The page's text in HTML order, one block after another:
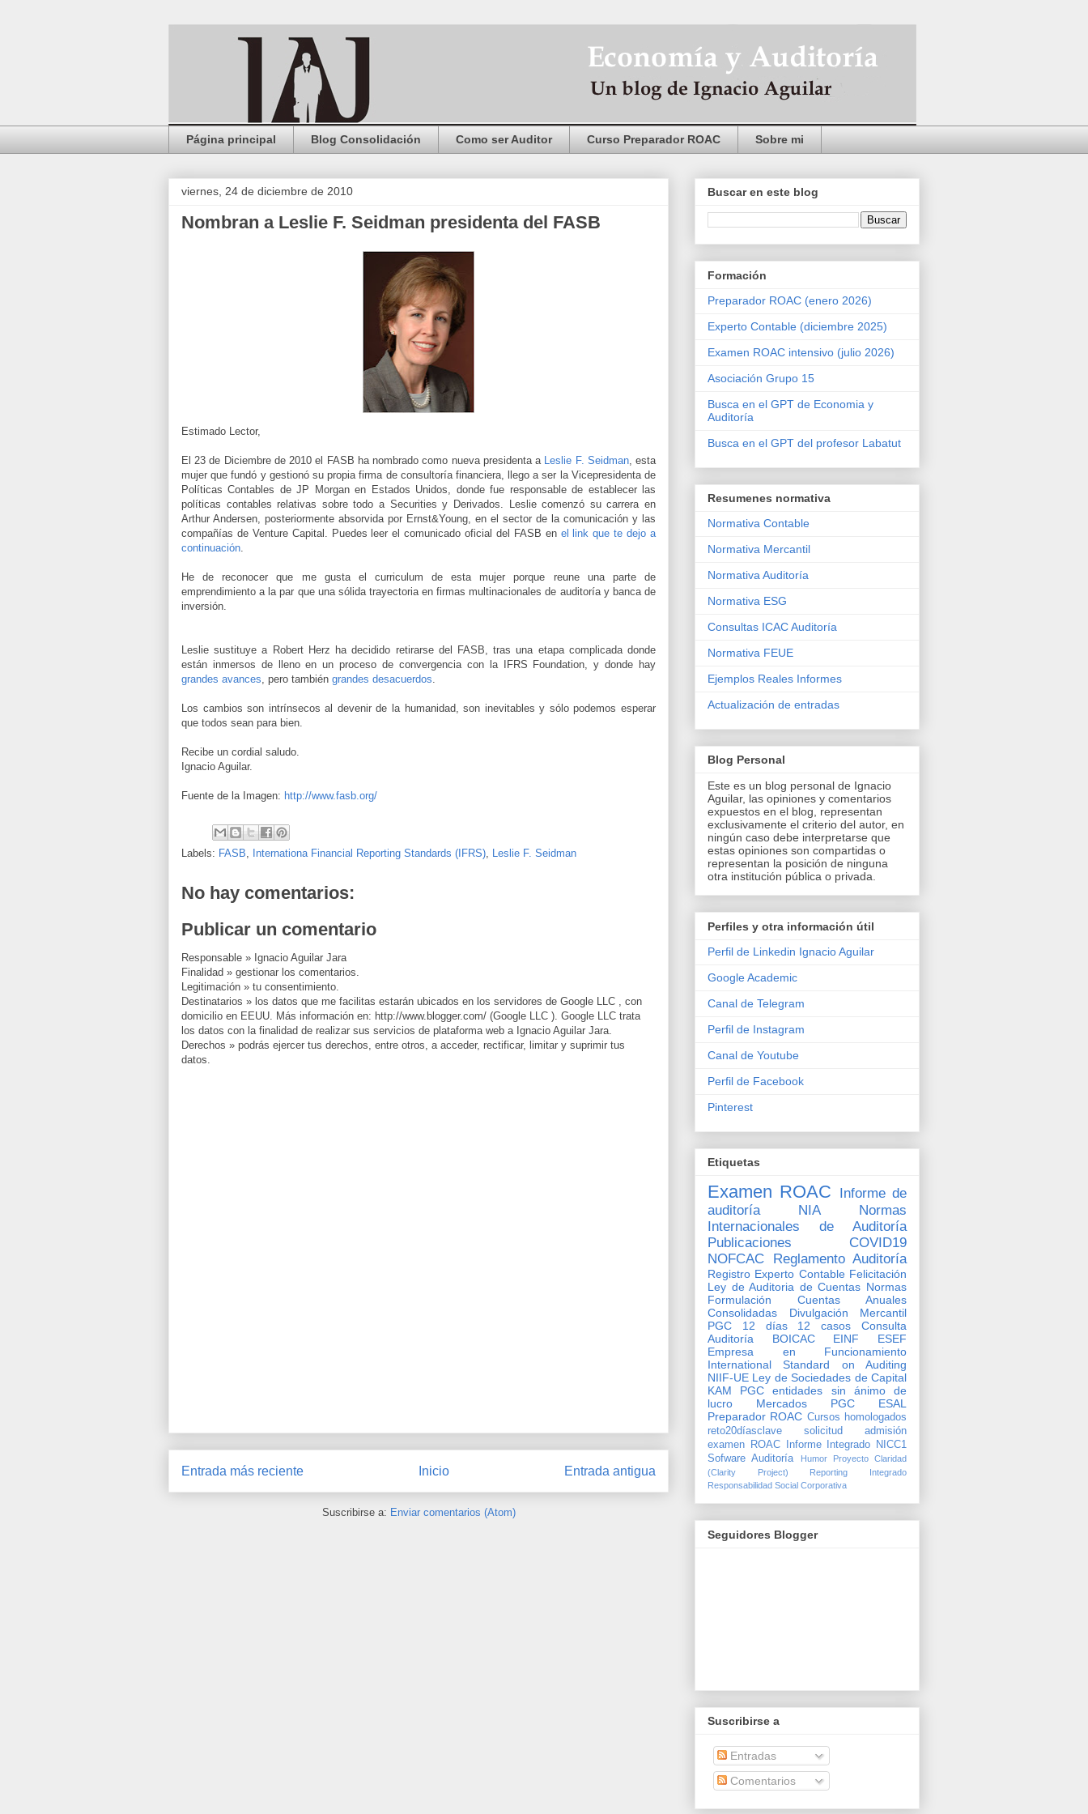
Página principal Blog Consolidación Como ser Auditor Curso Preparador ROAC Sobre mi
viernes, 24 de diciembre de 2010
Nombran a Leslie F. Seidman presidenta del FASB
Estimado Lector,
El 23 de Diciembre de 2010 el FASB ha nombrado como nueva presidenta a Leslie F. Seidman, esta
mujer que fundó y gestionó su propia firma de consultoría financiera, llego a ser la Vicepresidenta de
Políticas Contables de JP Morgan en Estados Unidos, donde fue responsable de establecer las
políticas contables relativas sobre todo a Securities y Derivados. Leslie comenzó su carrera en
Arthur Andersen, posteriormente absorvida por Ernst&Young, en el sector de la comunicación y las
compañías de Venture Capital. Puedes leer el comunicado oficial del FASB en el link que te dejo a
continuación
He de reconocer que me gusta el curriculum de esta mujer porque reune una parte de
emprendimiento a la par que una sólida trayectoria en firmas multinacionales de auditoría y banca de
inversión.
Leslie sustituye a Robert Herz ha decidido retirarse del FASB, tras una etapa complicada donde
están inmersos de lleno en un proceso de convergencia con la IFRS Foundation, y donde hay
grandes avances , pero también grandes desacuerdos
Los cambios son intrínsecos al devenir de la humanidad, son inevitables y sólo podemos esperar
que todos sean para bien.
Recibe un cordial saludo.
Ignacio Aguilar.
Fuente de la Imagen: http://www.fasb.org/
Labels: FASB Internationa Financial Reporting Standards (IFRS) Leslie F. Seidman
No hay comentarios:
Publicar un comentario
Responsable » Ignacio Aguilar Jara
Finalidad » gestionar los comentarios.
Legitimación » tu consentimiento.
Destinatarios » los datos que me facilitas estarán ubicados en los servidores de Google LLC , con
domicilio en EEUU. Más información en: http://www.blogger.com/ (Google LLC ). Google LLC trata
los datos con la finalidad de realizar sus servicios de plataforma web a Ignacio Aguilar Jara.
Derechos » podrás ejercer tus derechos, entre otros, a acceder, rectificar, limitar y suprimir tus
datos.
Entrada más reciente Entrada antigua
Inicio
Suscribirse a: Enviar comentarios (Atom)
Buscar en este blog
Formación
Preparador ROAC (enero 2026)
Experto Contable (diciembre 2025)
Examen ROAC intensivo (julio 2026)
Asociación Grupo 15
Busca en el GPT de Economia y
Auditoría
Busca en el GPT del profesor Labatut
Resumenes normativa
Normativa Contable
Normativa Mercantil
Normativa Auditoría
Normativa ESG
Consultas ICAC Auditoría
Normativa FEUE
Ejemplos Reales Informes
Actualización de entradas
Blog Personal
Este es un blog personal de Ignacio
Aguilar, las opiniones y comentarios
expuestos en el blog, representan
exclusivamente el criterio del autor, en
ningún caso debe interpretarse que
estas opiniones son compartidas o
representan la posición de ninguna
otra institución pública o privada.
Perfiles y otra información útil
Perfil de Linkedin Ignacio Aguilar
Google Academic
Canal de Telegram
Perfil de Instagram
Canal de Youtube
Perfil de Facebook
Pinterest
Etiquetas
Examen ROAC
Informe de
auditoría
NIA
Normas
Internacionales de Auditoría
Publicaciones
COVID19
NOFCAC
Reglamento Auditoría
Registro Experto Contable Felicitación
Ley de Auditoria de Cuentas Normas
Formulación Cuentas Anuales
Consolidadas
Divulgación Mercantil
PGC
12 días 12 casos
Consulta
Auditoría BOICAC
EINF
ESEF
Empresa en Funcionamiento
International Standard on Auditing
NIIF-UE Ley de Sociedades de Capital
KAM
PGC entidades sin ánimo de
lucro
Mercados
PGC ESAL
Preparador ROAC Cursos homologados
reto20díasclave
solicitud admisión
examen ROAC
Informe Integrado
NICC1
Sofware Auditoría
Humor
Proyecto Claridad
(Clarity Project)
Reporting Integrado
Responsabilidad Social Corporativa
Seguidores Blogger
Suscribirse a
Entradas
Comentarios